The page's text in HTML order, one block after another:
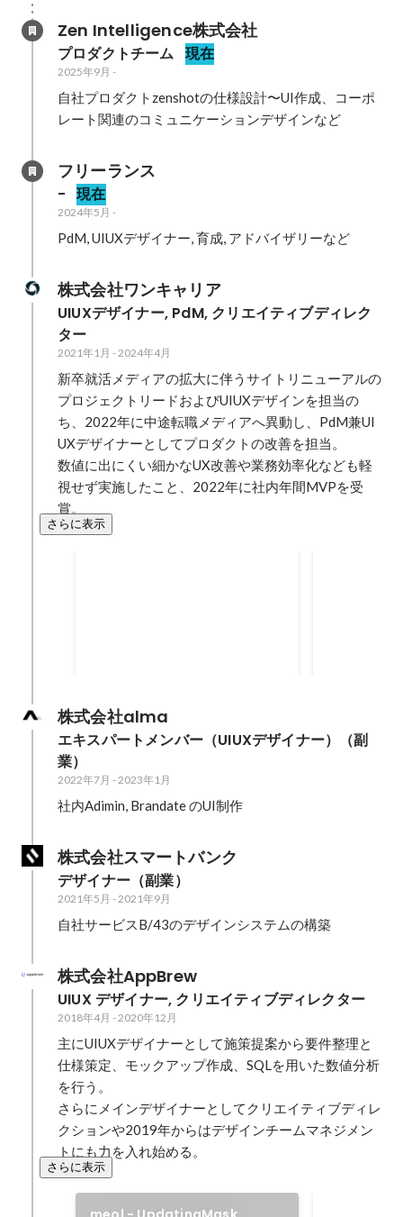
Zen Intelligence株式会社
プロダクトチーム 現在
2025年9月 -
自社プロダクトzenshotの仕様設計〜UI作成、コーポ
レート関連のコミュニケーションデザインなど
フリーランス
- 現在
2024年5月 -
PdM, UIUXデザイナー, 育成, アドバイザリーなど
株式会社ワンキャリア
UIUXデザイナー, PdM, クリエイティブディレク
ター
2021年1月 -2024年4月
新卒就活メディアの拡大に伴うサイトリニューアルの
プロジェクトリードおよびUIUXデザインを担当の
ち、2022年に中途転職メディアへ異動し、PdM兼UI
UXデザイナーとしてプロダクトの改善を担当。
数値に出にくい細かなUX改善や業務効率化なども軽
視せず実施したこと、2022年に社内年間MVPを受
賞。
さらに表示
株式会社alma
エキスパートメンバー（UIUXデザイナー）（副
業）
2022年7月 -2023年1月
社内Adimin, Brandate のUI制作
株式会社スマートバンク
デザイナー（副業）
2021年5月 -2021年9月
自社サービスB/43のデザインシステムの構築
株式会社AppBrew
UIUX デザイナー, クリエイティブディレクター
2018年4月 -2020年12月
主にUIUXデザイナーとして施策提案から要件整理と
仕様策定、モックアップ作成、SQLを用いた数値分析
を行う。
さらにメインデザイナーとしてクリエイティブディレ
クションや2019年からはデザインチームマネジメン
トにも力を入れ始める。
さらに表示